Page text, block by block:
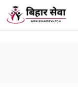
Skip
content